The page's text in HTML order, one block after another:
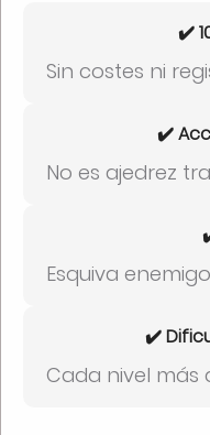
✔️
Sin costes ni
✔️
No es ajedrez
Esquiva
✔️
Cada nivel más